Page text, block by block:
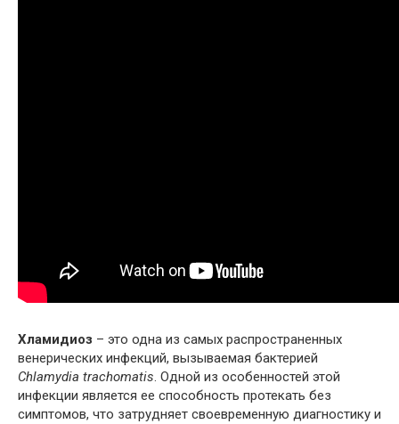
Хламидиоз – это одна из самых распространенных
венерических инфекций, вызываемая бактерией
Chlamydia trachomatis. Одной из особенностей этой
инфекции является ее способность протекать без
симптомов, что затрудняет своевременную диагностику и